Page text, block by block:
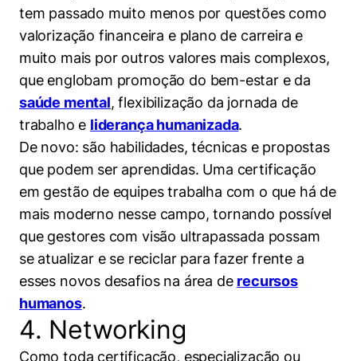
tem passado muito menos por questões como
valorização financeira e plano de carreira e
muito mais por outros valores mais complexos,
que englobam promoção do bem-estar e da
saúde mental, flexibilização da jornada de
trabalho e liderança humanizada.
De novo: são habilidades, técnicas e propostas
que podem ser aprendidas. Uma certificação
em gestão de equipes trabalha com o que há de
mais moderno nesse campo, tornando possível
que gestores com visão ultrapassada possam
se atualizar e se reciclar para fazer frente a
esses novos desafios na área de recursos
humanos.
4. Networking
Como toda certificação, especialização ou